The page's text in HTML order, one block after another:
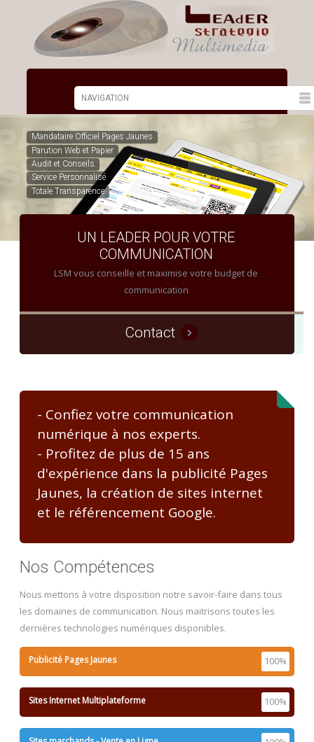
Mandataire Officiel Pages Jaunes
Parution Web et Papier
Audit et Conseils
Service Personnalisé
Totale Transparence
UN LEADER POUR VOTRE
COMMUNICATION
LSM vous conseille et maximise votre budget de
communication
Contact
- Confiez votre communication
numérique à nos experts.
- Profitez de plus de 15 ans
d'expérience dans la publicité Pages
Jaunes, la création de sites internet
et le référencement Google.
Nos Compétences
Nous mettons à votre disposition notre savoir-faire dans tous
les domaines de communication. Nous maitrisons toutes les
dernières technologies numériques disponibles.
100%
Publicité Pages Jaunes
100%
Sites Internet Multiplateforme